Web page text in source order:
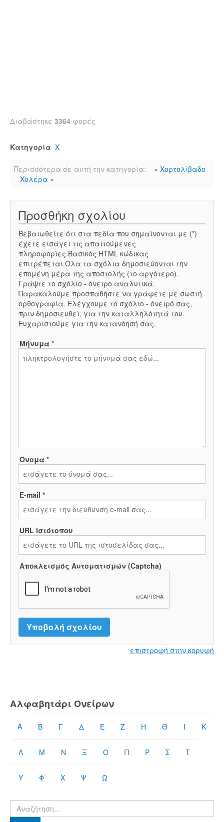
Διαβάστηκε 3364 φορές
Κατηγορία Χ
Περισσότερα σε αυτή την κατηγορία:
« Χορτολίβαδο
Χολέρα »
Προσθήκη σχολίου
Βεβαιωθείτε ότι στα πεδία που σημαίνονται με (*)
έχετε εισάγει τις απαιτούμενες
πληροφορίες.Βασικός HTML κώδικας
επιτρέπεται.Όλα τα σχόλια δημοσιεύονται την
επομένη μέρα της αποστολής (το αργότερο).
Γράψτε το σχόλιο - όνειρο αναλυτικά.
Παρακαλούμε προσπαθήστε να γράφετε με σωστή
ορθογραφία. Ελέγχουμε το σχόλιο - όνειρό σας,
πριν δημοσιευθεί, για την καταλληλότητά του.
Ευχαριστούμε για την κατανόησή σας.
Μήνυμα *
Όνομα *
E-mail *
URL Ιστότοπου
Αποκλεισμός Αυτοματισμών (Captcha)
επιστροφή στην κορυφή
Αλφαβητάρι Ονείρων
Α Β Γ Δ Ε Ζ Η Θ Ι Κ
Λ Μ Ν Ξ Ο Π Ρ Σ Τ
Υ Φ Χ Ψ Ω
Βρες